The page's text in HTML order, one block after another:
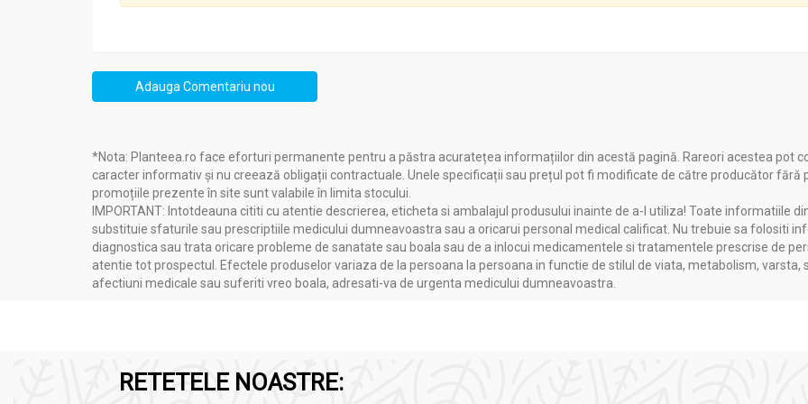
Produs sterilizat
Mod de consum:
Conserva fasole alba gigant fiarta 580ml - NATURAVIT
Un produs ideal pentru gătit sau de adăugat in salate.
Se recomanda consumul ei iarna si in zilele de post, fiind o sursa importanta de proteine vegetale.
Adauga Comentariu nou
*Nota: Planteea.ro face eforturi permanente pentru a păstra acuratețea informațiilor din acestă pagină. Rareori acestea pot
caracter informativ și nu creează obligații contractuale. Unele specificații sau prețul pot fi modificate de către producător fără
promoțiile prezente în site sunt valabile în limita stocului.
IMPORTANT: Intotdeauna cititi cu atentie descrierea, eticheta si ambalajul produsului inainte de a-l utiliza! Toate informatiile
substituie sfaturile sau prescriptiile medicului dumneavoastra sau a oricarui personal medical calificat. Nu trebuie sa folositi
diagnostica sau trata oricare probleme de sanatate sau boala sau de a inlocui medicamentele si tratamentele prescrise de
atentie tot prospectul. Efectele produselor variaza de la persoana la persoana in functie de stilul de viata, metabolism,
afectiuni medicale sau suferiti vreo boala, adresati-va de urgenta medicului dumneavoastra.
RETETELE NOASTRE: